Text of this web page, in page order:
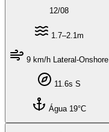
12/08
1.7–2.1m
9 km/h Lateral-Onshore
11.6s S
Água 19°C